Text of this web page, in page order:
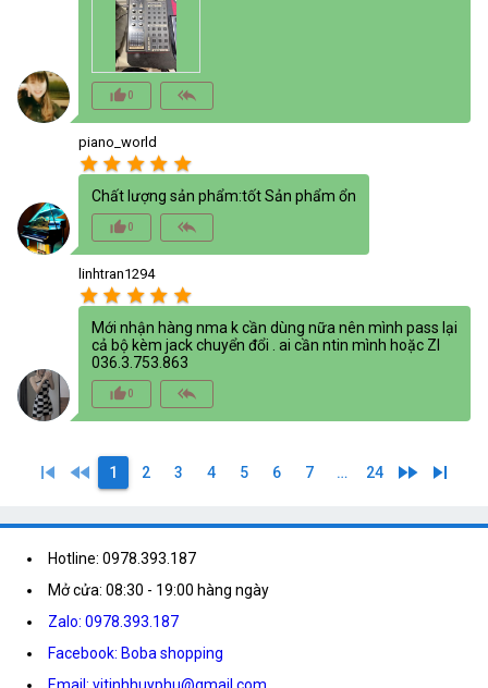
thumb_up_alt0 reply_all
piano_world
star star star star star
Chất lượng sản phẩm:tốt Sản phẩm ổn
thumb_up_alt0 reply_all
linhtran1294
star star star star star
Mới nhận hàng nma k cần dùng nữa nên mình pass lại
cả bộ kèm jack chuyển đổi . ai cần ntin mình hoặc Zl
036.3.753.863
thumb_up_alt0 reply_all
skip_previous fast_rewind 1 2 3 4 5 6 7 … 24 fast_forward skip_next
Hotline: 0978.393.187
Mở cửa: 08:30 - 19:00 hàng ngày
Zalo: 0978.393.187
Facebook: Boba shopping
Email: vitinhhuyphu@gmail.com